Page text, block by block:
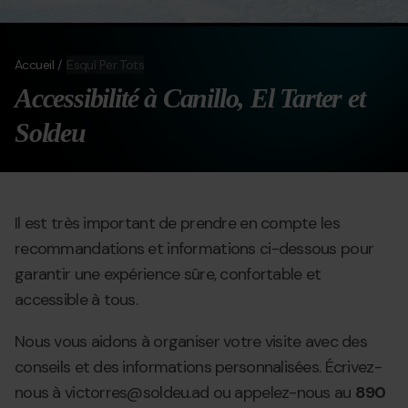
Accueil Esquí Per Tots
Accessibilité à Canillo, El Tarter et
Soldeu
Il est très important de prendre en compte les
recommandations et informations ci-dessous pour
garantir une expérience sûre, confortable et
accessible à tous.
Nous vous aidons à organiser votre visite avec des
conseils et des informations personnalisées. Écrivez-
nous à victorres@soldeu.ad ou appelez-nous au 890